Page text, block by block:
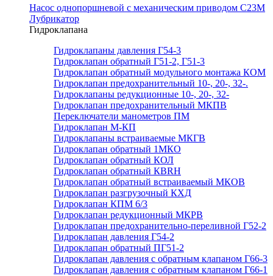
Насос однопоршневой с механическим приводом С23М
Лубрикатор
Гидроклапана
Гидроклапаны давления Г54-3
Гидроклапан обратный Г51-2, Г51-3
Гидроклапан обратный модульного монтажа КОМ
Гидроклапан предохранительный 10-, 20-, 32-.
Гидроклапаны редукционные 10-, 20-, 32-
Гидроклапан предохранительный МКПВ
Переключатели манометров ПМ
Гидроклапан М-КП
Гидроклапаны встраиваемые МКГВ
Гидроклапан обратный 1МКО
Гидроклапан обратный КОЛ
Гидроклапан обратный КВRН
Гидроклапан обратный встраиваемый МКОВ
Гидроклапан разгрузочный КХД
Гидроклапан КПМ 6/3
Гидроклапан редукционный МКРВ
Гидроклапан предохранительно-переливной Г52-2
Гидроклапан давления Г54-2
Гидроклапан обратный ПГ51-2
Гидроклапан давления с обратным клапаном Г66-3
Гидроклапан давления с обратным клапаном Г66-1